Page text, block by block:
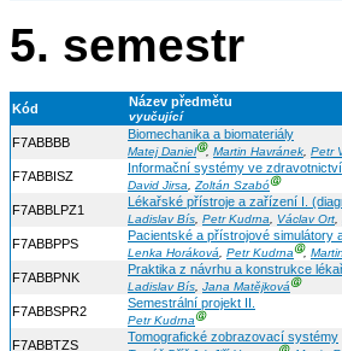
5. semestr
Kód Název předmětu
vyučující
F7ABBBB
Biomechanika a biomateriály
Matej DanielⒼ, Martin Havránek, Petr
F7ABBISZ
Informační systémy ve zdravotnictví
David Jirsa,Zoltán SzabóⒼ
F7ABBLPZ1
Lékařské přístroje a zařízení I.
Ladislav Bís, Petr Kudrna, Václav Ort,
F7ABBPPS
Pacientské a přístrojové simulátory
Lenka Horáková, Petr KudrnaⒼ,
F7ABBPNK
Praktika z návrhu a konstrukce
Ladislav Bís, Jana MatějkováⒼ
F7ABBSPR2
Semestrální projekt II.
Petr KudrnaⒼ
F7ABBTZS
Tomografické zobrazovací systémy